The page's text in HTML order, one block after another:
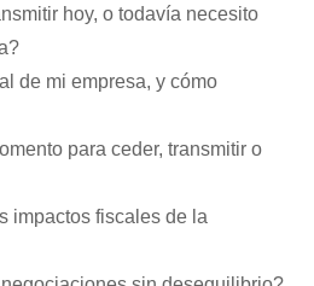
hoy, o todavía necesito
de mi empresa, y cómo
para ceder, transmitir o
impactos fiscales de la